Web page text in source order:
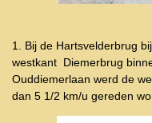
1. Bij de Hartsvelderbrug
westkant Diemerbrug
Ouddiemerlaan werd de
dan 5 1/2 km/u gereden